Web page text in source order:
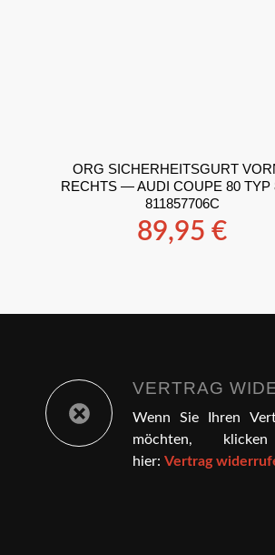
ORG SICHERHEITSGURT
RECHTS — AUDI COUPE 80 TYP
811857706C
89,95€
VERTRAG
Wenn Sie Ihren
möchten,
hier: Vertrag